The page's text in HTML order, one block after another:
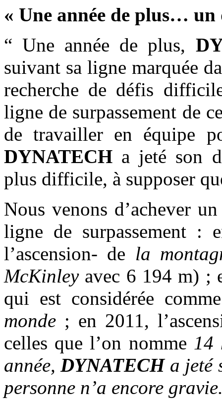
« Une année de plus… un
“ Une année de plus,
suivant sa ligne marquée
recherche de défis
ligne de surpassement de
de travailler en équipe
DYNATECH a jeté son
plus difficile, à supposer
Nous venons d’achever
ligne de surpassement :
l’ascension- de la
McKinleyavec 6 194 m) ;
qui est considérée
monde ; en 2011,
celles que l’on nomme 14
année,DYNATECH a jeté
personne n’a encore